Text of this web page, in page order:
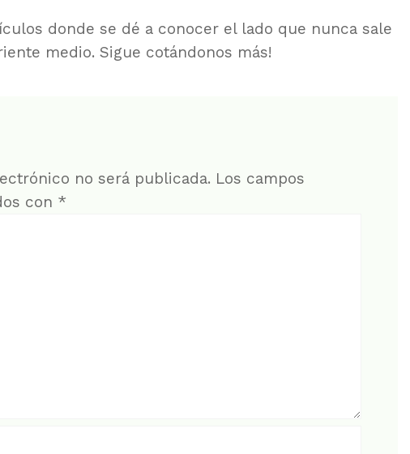
donde se dé a conocer el lado que nunca sale
medio. Sigue cotándonos más!
no será publicada. Los campos
con *